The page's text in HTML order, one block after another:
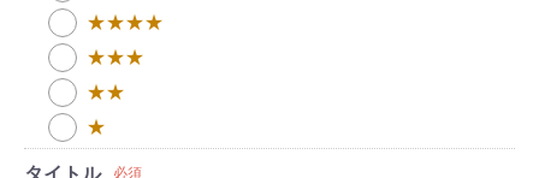
★★★★
★★★
★★
★
必須